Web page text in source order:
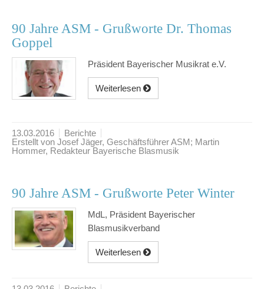
90 Jahre ASM - Grußworte Dr. Thomas
Goppel
Präsident Bayerischer Musikrat e.V.
Weiterlesen
13.03.2016
Berichte
Erstellt von Josef Jäger, Geschäftsführer ASM; Martin
Hommer, Redakteur Bayerische Blasmusik
90 Jahre ASM - Grußworte Peter Winter
MdL, Präsident Bayerischer
Blasmusikverband
Weiterlesen